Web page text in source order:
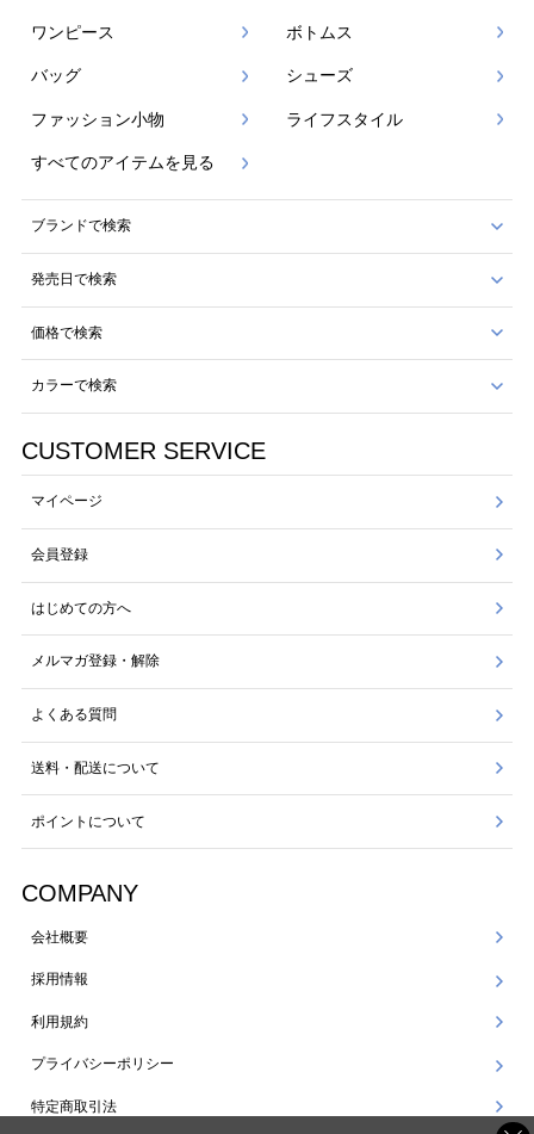
ワンピース ボトムス
バッグ シューズ
ファッション小物 ライフスタイル
すべてのアイテムを見る
ブランドで検索
発売日で検索
価格で検索
カラーで検索
CUSTOMER SERVICE
マイページ
会員登録
はじめての方へ
メルマガ登録・解除
よくある質問
送料・配送について
ポイントについて
COMPANY
会社概要
採用情報
利用規約
プライバシーポリシー
特定商取引法